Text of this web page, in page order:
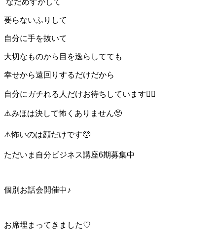
要らないふりして
自分に手を抜いて
大切なものから目を逸らしてても
幸せから遠回りするだけだから
自分にガチれる人だけお待ちしています❤️‍🔥
⚠️みほは決して怖くありません🥺
⚠️怖いのは顔だけです🥺
ただいま自分ビジネス講座6期募集中
個別お話会開催中♪
お席埋まってきました♡